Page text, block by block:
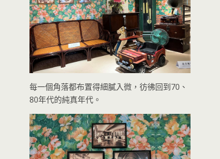
每一個角落都布置得細膩入微，彷彿回到70、
80年代的純真年代。